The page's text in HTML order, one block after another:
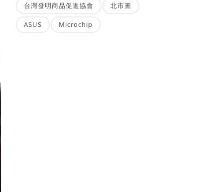
台灣發明商品促進協會 北市圖
ASUS Microchip